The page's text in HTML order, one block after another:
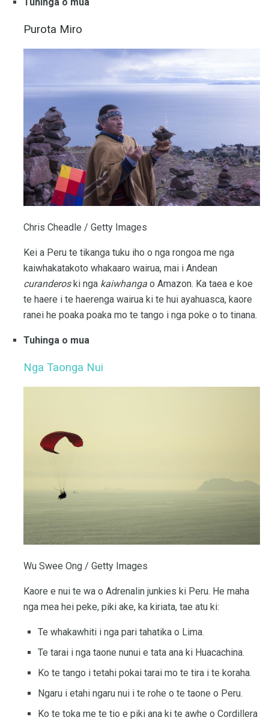
Tuhinga o mua
Purota Miro
Chris Cheadle / Getty Images
Kei a Peru te tikanga tuku iho o nga rongoa me nga
kaiwhakatakoto whakaaro wairua, mai i Andean
curanderoski nga kaiwhanga o Amazon. Ka taea e koe
te haere i te haerenga wairua ki te hui ayahuasca, kaore
ranei he poaka poaka mo te tango i nga poke o to tinana.
Tuhinga o mua
Nga Taonga Nui
Wu Swee Ong / Getty Images
Kaore e nui te wa o Adrenalin junkies ki Peru. He maha
nga mea hei peke, piki ake, ka kiriata, tae atu ki:
Te whakawhiti i nga pari tahatika o Lima.
Te tarai i nga taone nunui e tata ana ki Huacachina.
Ko te tango i tetahi pokai tarai mo te tira i te koraha.
Ngaru i etahi ngaru nui i te rohe o te taone o Peru.
Ko te toka me te tio e piki ana ki te awhe o Cordillera